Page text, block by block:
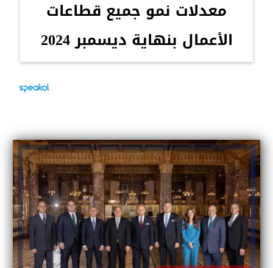
معدلات نمو جميع قطاعات
الأعمال بنهاية ديسمبر 2024